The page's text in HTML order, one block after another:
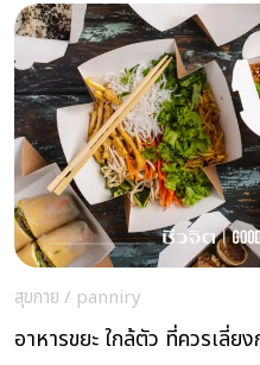
สุขกาย / panniry
อาหารขยะ ใกล้ตัว ที่ควรเลี่ย